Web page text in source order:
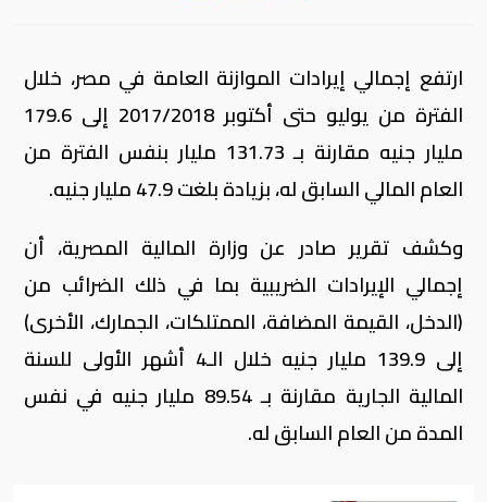
ارتفع إجمالي إيرادات الموازنة العامة في مصر، خلال
الفترة من يوليو حتى أكتوبر 2017/2018 إلى 179.6
مليار جنيه مقارنة بـ 131.73 مليار بنفس الفترة من
العام المالي السابق له، بزيادة بلغت 47.9 مليار جنيه.
وكشف تقرير صادر عن وزارة المالية المصرية، أن
إجمالي الإيرادات الضريبية بما في ذلك الضرائب من
(الدخل، القيمة المضافة، الممتلكات، الجمارك، الأخرى)
إلى 139.9 مليار جنيه خلال الـ4 أشهر الأولى للسنة
المالية الجارية مقارنة بـ 89.54 مليار جنيه في نفس
المدة من العام السابق له.